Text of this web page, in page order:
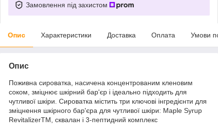
Замовлення під захистом
Опис Характеристики Доставка Оплата Умови
Опис
Поживна сироватка, насичена концентрованим кленовим
соком, зміцнює шкірний бар'єр і ідеально підходить для
чутливої шкіри. Сироватка містить три ключові інгредієнти для
зміцнення шкірного бар'єра для чутливої шкіри: Maple Syrup
RevitalizerTM, сквалан і 3-пептидний комплекс